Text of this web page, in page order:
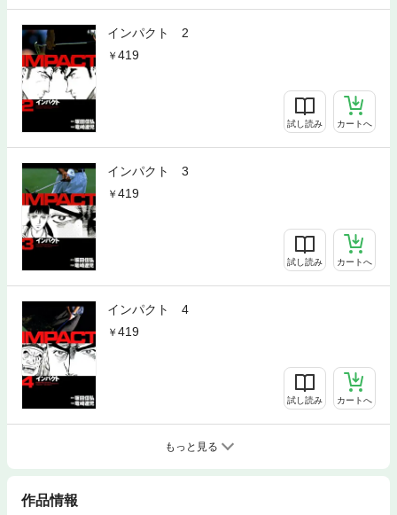
インパクト 2
419
試し読み カートへ
インパクト 3
419
試し読み カートへ
インパクト 4
419
試し読み カートへ
もっと見る
作品情報